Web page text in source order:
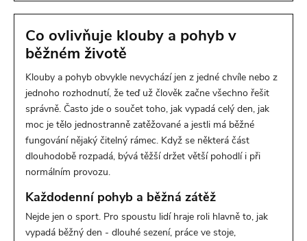
Co ovlivňuje klouby a pohyb v
běžném životě
Klouby a pohyb obvykle nevychází jen z jedné chvíle nebo z
jednoho rozhodnutí, že teď už člověk začne všechno řešit
správně. Často jde o součet toho, jak vypadá celý den, jak
moc je tělo jednostranně zatěžované a jestli má běžné
fungování nějaký čitelný rámec. Když se některá část
dlouhodobě rozpadá, bývá těžší držet větší pohodlí i při
normálním provozu.
Každodenní pohyb a běžná zátěž
Nejde jen o sport. Pro spoustu lidí hraje roli hlavně to, jak
vypadá běžný den - dlouhé sezení, práce ve stoje,